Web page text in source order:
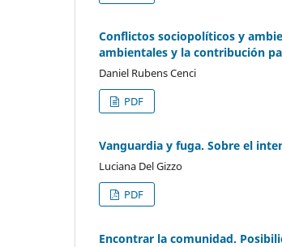
Conflictos sociopolíticos y
ambientales y la contribución
Daniel Rubens Cenci
PDF
Vanguardia y fuga. Sobre el
Luciana Del Gizzo
PDF
Encontrar la comunidad.